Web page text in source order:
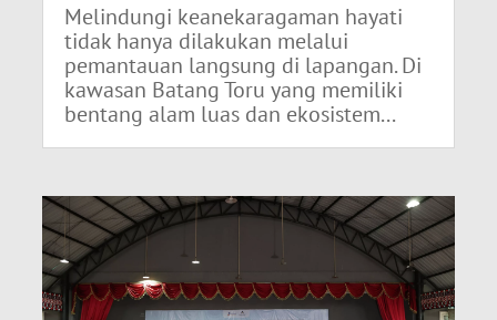
Melindungi keanekaragaman hayati
tidak hanya dilakukan melalui
pemantauan langsung di lapangan. Di
kawasan Batang Toru yang memiliki
bentang alam luas dan ekosistem...